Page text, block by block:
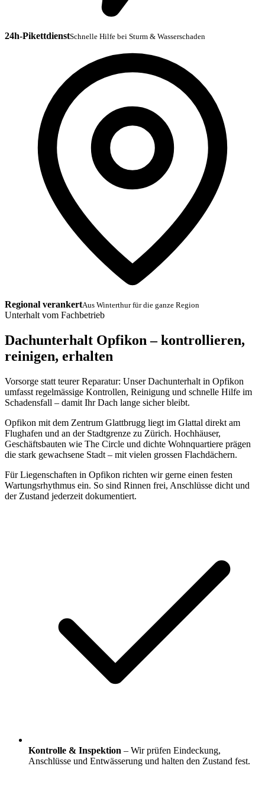
24h-PikettdienstSchnelle Hilfe bei Sturm & Wasserschaden
Regional verankertAus Winterthur für die ganze Region
Unterhalt vom Fachbetrieb
Dachunterhalt Opfikon – kontrollieren,
reinigen, erhalten
Vorsorge statt teurer Reparatur: Unser Dachunterhalt in Opfikon
umfasst regelmässige Kontrollen, Reinigung und schnelle Hilfe im
Schadensfall – damit Ihr Dach lange sicher bleibt.
Opfikon mit dem Zentrum Glattbrugg liegt im Glattal direkt am
Flughafen und an der Stadtgrenze zu Zürich. Hochhäuser,
Geschäftsbauten wie The Circle und dichte Wohnquartiere prägen
die stark gewachsene Stadt – mit vielen grossen Flachdächern.
Für Liegenschaften in Opfikon richten wir gerne einen festen
Wartungsrhythmus ein. So sind Rinnen frei, Anschlüsse dicht und
der Zustand jederzeit dokumentiert.
Kontrolle & Inspektion – Wir prüfen Eindeckung,
Anschlüsse und Entwässerung und halten den Zustand fest.